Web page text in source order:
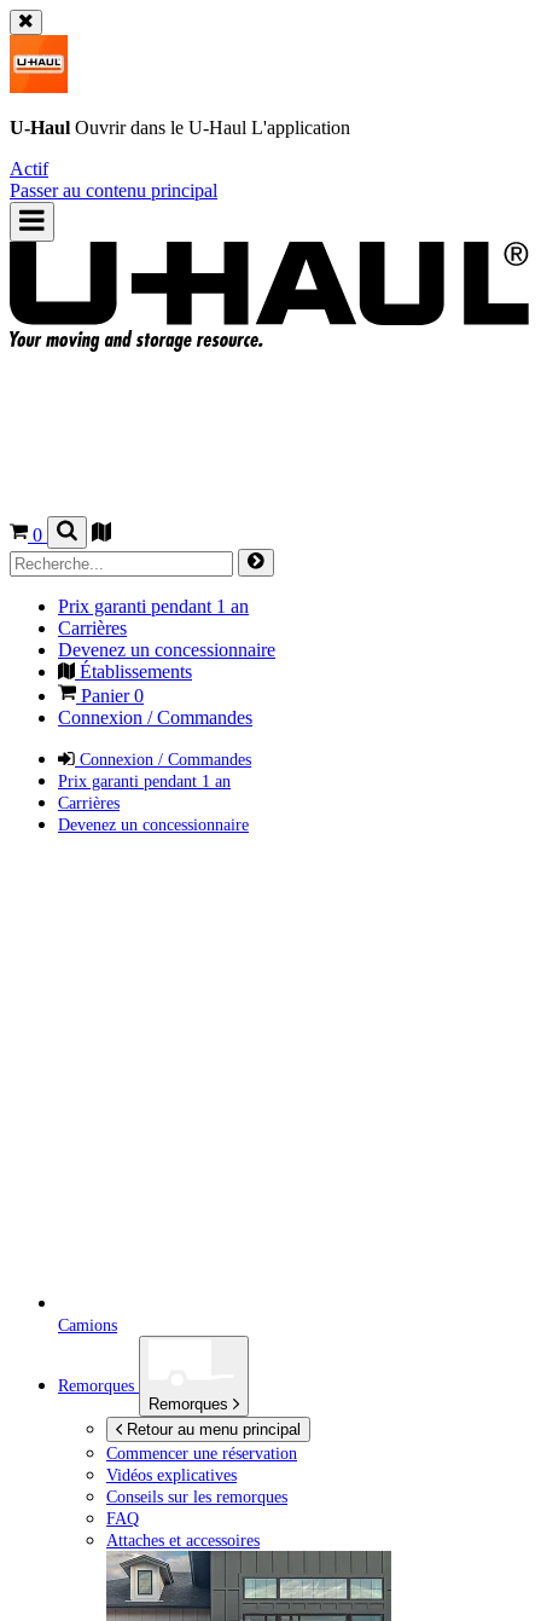
U-Haul Ouvrir dans le U-Haul L'application
Actif
Passer au contenu principal
0
Prix garanti pendant 1 an
Carrières
Devenez un concessionnaire
Établissements
Panier0
Connexion / Commandes
Connexion / Commandes
Prix garanti pendant 1 an
Carrières
Devenez un concessionnaire
Camions
Remorques
Remorques
Retour au menu principal
Commencer une réservation
Vidéos explicatives
Conseils sur les remorques
FAQ
Attaches et accessoires